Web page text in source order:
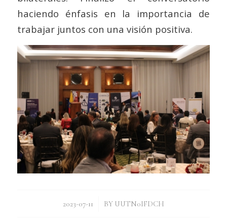
haciendo énfasis en la importancia de
trabajar juntos con una visión positiva.
2023-07-11
/ BY UUTN0IFDCH